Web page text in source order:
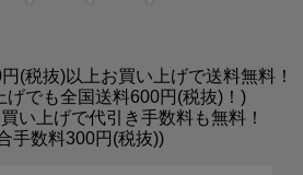
(税抜)以上お買い上げで送料無料！
げでも全国送料600円(税抜)！)
い上げで代引き手数料も無料！
手数料300円(税抜))